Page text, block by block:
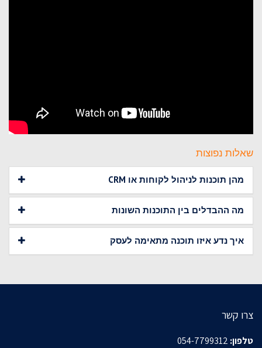
שאלות נפוצות
מהן תוכנות לניהול לקוחות או CRM
מה ההבדלים בין התוכנות השונות
איך נדע איזו תוכנה מתאימה לעסק
צרו קשר
טלפון: